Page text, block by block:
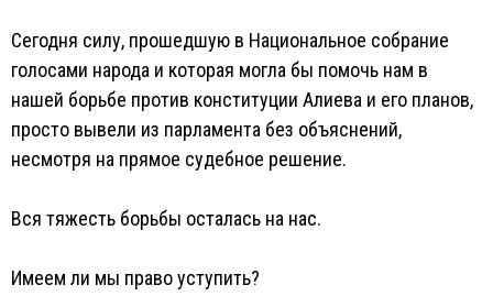
Сегодня силу, прошедшую в Национальное собрание
голосами народа и которая могла бы помочь нам в
нашей борьбе против конституции Алиева и его планов,
просто вывели из парламента без объяснений,
несмотря на прямое судебное решение.
Вся тяжесть борьбы осталась на нас.
Имеем ли мы право уступить?